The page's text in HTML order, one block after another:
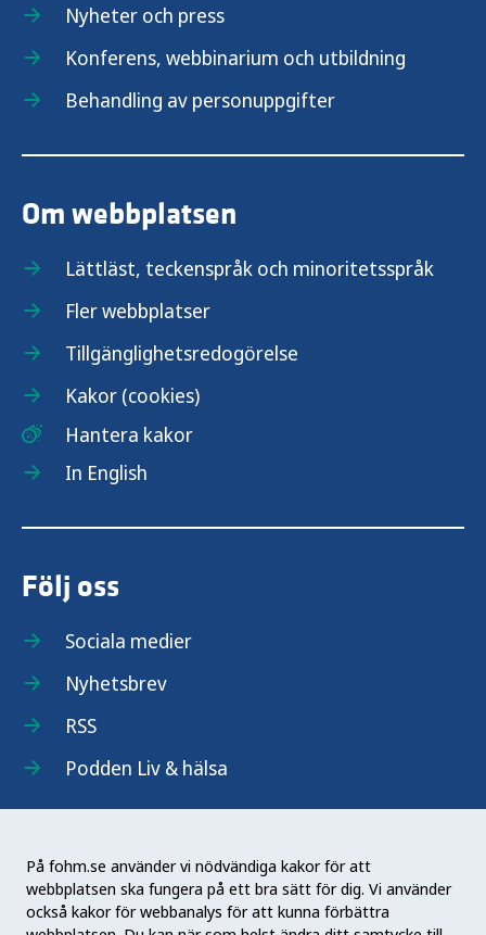
På fohm.se använder vi nödvändiga kakor för att
webbplatsen ska fungera på ett bra sätt för dig. Vi använder
också kakor för webbanalys för att kunna förbättra
Nyheter och press
Konferens, webbinarium och utbildning
Behandling av personuppgifter
Om webbplatsen
Lättläst, teckenspråk och minoritetsspråk
Fler webbplatser
Tillgänglighetsredogörelse
Kakor (cookies)
Hantera kakor
In English
Följ oss
Sociala medier
Nyhetsbrev
RSS
Podden Liv & hälsa
Folkhälsomyndigheten (Fohm) är en nationell
kunskapsmyndighet som arbetar för en bättre